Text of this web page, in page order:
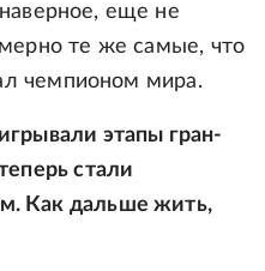
наверное, еще не
те же самые, что
чемпионом мира.
этапы гран-
стали
Как дальше жить,